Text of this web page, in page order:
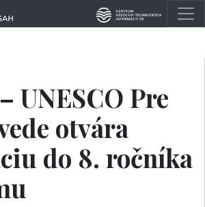
UNESCO Pre
otvára
do 8. ročníka